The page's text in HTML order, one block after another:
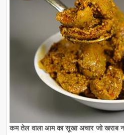
कम तेल वाला आम का सूखा अचार जो खराब